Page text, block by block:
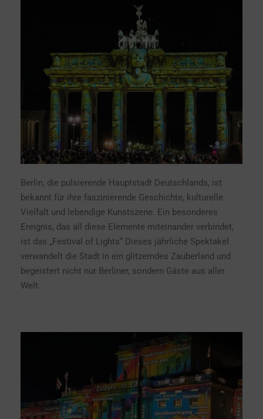
Berlin, die pulsierende Hauptstadt Deutschlands, ist
bekannt für ihre faszinierende Geschichte, kulturelle
Vielfalt und lebendige Kunstszene. Ein besonderes
Ereignis, das all diese Elemente miteinander verbindet,
ist das „Festival of Lights“ Dieses jährliche Spektakel
verwandelt die Stadt in ein glitzerndes Zauberland und
begeistert nicht nur Berliner, sondern Gäste aus aller
Welt.